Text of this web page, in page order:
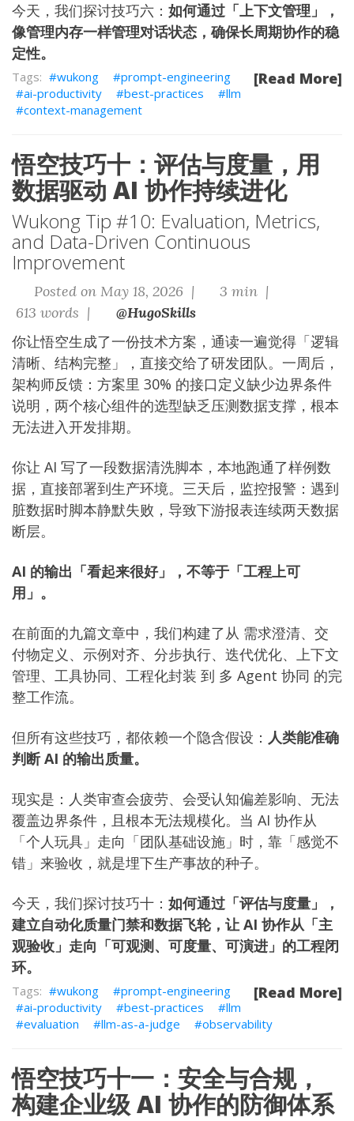
今天，我们探讨技巧六： 如何通过「上下文管理」，
像管理内存一样管理对话状态，确保长周期协作的稳
定性。
[Read More]
wukong
prompt-engineering
ai-productivity
best-practices
llm
context-management
悟空技巧十：评估与度量，用
数据驱动 AI 协作持续进化
Wukong Tip #10: Evaluation, Metrics,
and Data-Driven Continuous
Improvement
Posted on May 18, 2026 |
3 min |
613 words |
@HugoSkills
你让悟空生成了一份技术方案，通读一遍觉得「逻辑
清晰、结构完整」，直接交给了研发团队。一周后，
架构师反馈：方案里 30% 的接口定义缺少边界条件
说明，两个核心组件的选型缺乏压测数据支撑，根本
无法进入开发排期。
你让 AI 写了一段数据清洗脚本，本地跑通了样例数
据，直接部署到生产环境。三天后，监控报警：遇到
脏数据时脚本静默失败，导致下游报表连续两天数据
断层。
AI 的输出「看起来很好」，不等于「工程上可
用」。
在前面的九篇文章中，我们构建了从 需求澄清、 交
付物定义 、 示例对齐、 分步执行、 迭代优化、 上下文
管理、 工具协同、 工程化封装 到 多 Agent 协同 的完
整工作流。
但所有这些技巧，都依赖一个隐含假设： 人类能准确
判断 AI 的输出质量。
现实是：人类审查会疲劳、会受认知偏差影响、无法
覆盖边界条件，且根本无法规模化。当 AI 协作从
「个人玩具」走向「团队基础设施」时，靠「感觉不
错」来验收，就是埋下生产事故的种子。
今天，我们探讨技巧十： 如何通过「评估与度量」，
建立自动化质量门禁和数据飞轮，让 AI 协作从「主
观验收」走向「可观测、可度量、可演进」的工程闭
环。
[Read More]
wukong
prompt-engineering
ai-productivity
best-practices
llm
evaluation
llm-as-a-judge observability
悟空技巧十一：安全与合规，
构建企业级 AI 协作的防御体系